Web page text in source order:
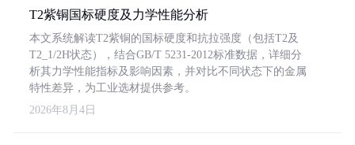
T2紫铜国标硬度及力学性能分析
本文系统解读T2紫铜的国标硬度和抗拉强度（包括T2及
T2_1/2H状态），结合GB/T 5231-2012标准数据，详细分
析其力学性能指标及影响因素，并对比不同状态下的金属
特性差异，为工业选材提供参考。
2026年8月4日